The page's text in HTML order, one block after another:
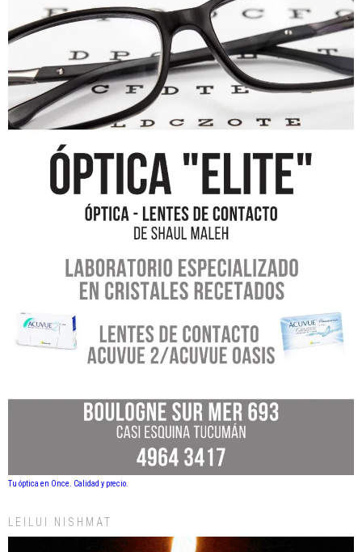
Tu óptica en Once. Calidad y precio.
LEILUI NISHMAT